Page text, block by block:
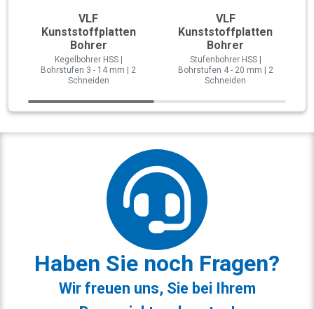
VLF
Kunststoffplatten
Bohrer
Kegelbohrer HSS |
Bohrstufen 3 - 14 mm | 2
Schneiden
VLF
Kunststoffplatten
Bohrer
Stufenbohrer HSS |
Bohrstufen 4 - 20 mm | 2
Schneiden
Haben Sie noch Fragen?
Wir freuen uns, Sie bei Ihrem